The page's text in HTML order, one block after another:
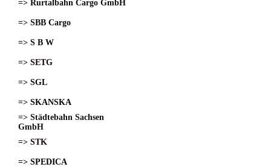
=> Rurtalbahn Cargo GmbH
=> SBB Cargo
=> S B W
=> SETG
=> SGL
=> SKANSKA
=> Städtebahn Sachsen
GmbH
=> STK
=> SPEDICA